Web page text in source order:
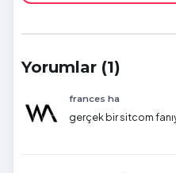
Yorumlar (1)
frances ha
gerçek bir sitcom